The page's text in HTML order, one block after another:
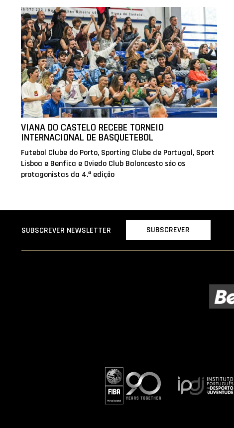
VIANA DO CASTELO RECEBE TORNEIO
INTERNACIONAL DE BASQUETEBOL
Futebol Clube do Porto, Sporting Clube de Portugal, Sport
Lisboa e Benfica e Oviedo Club Baloncesto são os
protagonistas da 4.ª edição
SUBSCREVER NEWSLETTER SUBSCREVER